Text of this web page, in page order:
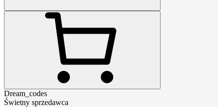
Dream_codes
Świetny sprzedawca